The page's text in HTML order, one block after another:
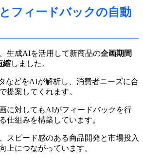
フィードバックの自動
生成AIを活用して新商品の企画期間
縮しました。
などをAIが解析し、消費者ニーズに合
提案してくれます。
に対してもAIがフィードバックを行
仕組みを構築しています。
スピード感のある商品開発と市場投入
上につながっています。